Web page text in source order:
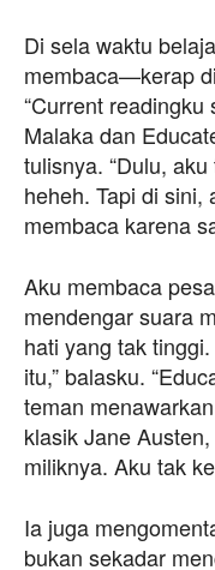
Di sela waktu
membaca—kerap
“Current readingku
Malaka dan
tulisnya. “Dulu,
heheh. Tapi di sini,
membaca karena
Aku membaca
mendengar suara
hati yang tak
itu,” balasku.
teman
klasik Jane
miliknya. Aku tak
Ia juga
bukan sekadar